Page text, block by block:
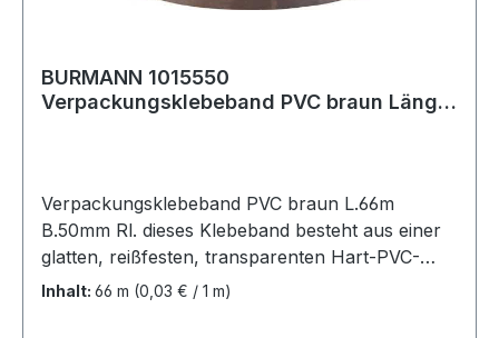
BURMANN 1015550
Verpackungsklebeband PVC braun Länge
Verpackungsklebeband PVC braun L.66m
B.50mm Rl. dieses Klebeband besteht aus einer
glatten, reißfesten, transparenten Hart-PVC-
Folie, die einseitig mit einem
Inhalt: 66 m (0,03 € / 1 m)